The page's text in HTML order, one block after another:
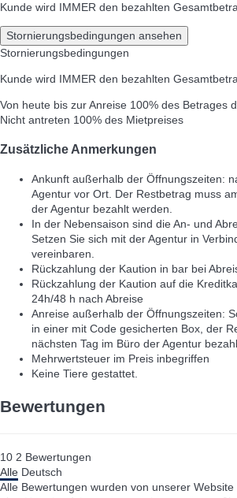
Kunde wird IMMER den bezahlten
Stornierungsbedingungen ansehen
Stornierungsbedingungen
Kunde wird IMMER den bezahlten
Von heute bis zur Anreise 100% des Betrages
Nicht antreten 100% des Mietpreises
Zusätzliche Anmerkungen
Ankunft außerhalb der Öffnungszeiten:
Agentur vor Ort. Der Restbetrag muss
der Agentur bezahlt werden.
In der Nebensaison sind die An- und
Setzen Sie sich mit der Agentur in
vereinbaren.
Rückzahlung der Kaution in bar bei
Rückzahlung der Kaution auf die
24h/48 h nach Abreise
Anreise außerhalb der Öffnungszeiten:
in einer mit Code gesicherten Box, der
nächsten Tag im Büro der Agentur
Mehrwertsteuer im Preis inbegriffen
Keine Tiere gestattet.
Bewertungen
10 2 Bewertungen
Alle Deutsch
Alle Bewertungen wurden von unserer